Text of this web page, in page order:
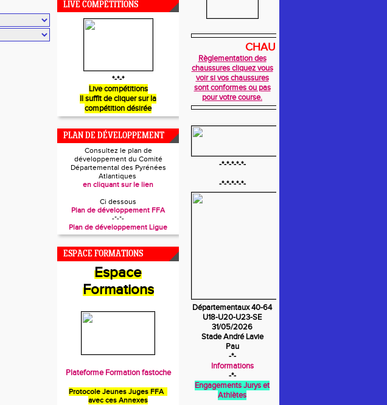
LIVE COMPÉTITIONS
*-*-*
Live compétitions
Il suffit de cliquer sur la
compétition désirée
PLAN DE DÉVELOPPEMENT
Consultez le plan de
développement du Comité
Départemental des Pyrénées
Atlantiques
en cliquant sur le lien
Ci dessous
Plan de développement FFA
-*-*-
Plan de développement Ligue
ESPACE FORMATIONS
Espace
Formations
Plateforme Formation fastoche
Protocole Jeunes Juges FFA
avec ces Annexes
CHAUSSURES
Règlementation des
chaussures cliquez vous
voir si vos chaussures
sont conformes ou pas
pour votre course.
-*-*-*-*-*-
-*-*-*-*-*-
Départementaux 40-64
U18-U20-U23-SE
31/05/2026
Stade André Lavie
Pau
-*-
Informations
-*-
Engagements Jurys et
Athlètes